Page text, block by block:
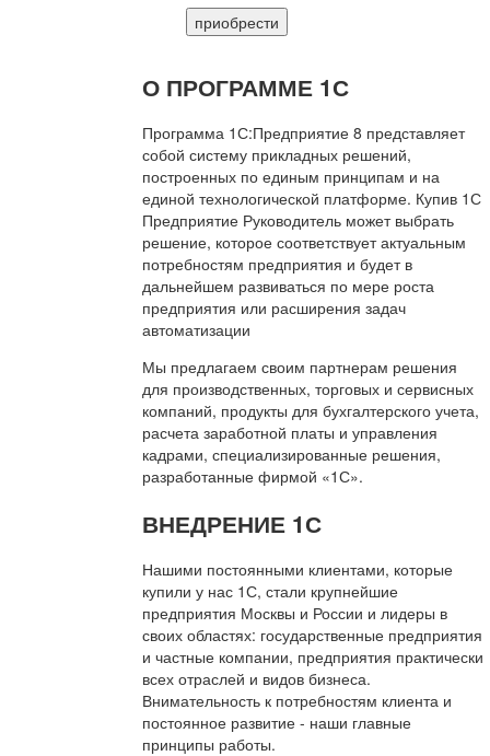
приобрести
О ПРОГРАММЕ 1С
Программа 1С:Предприятие 8 представляет
собой систему прикладных решений,
построенных по единым принципам и на
единой технологической платформе. Купив 1С
Предприятие Руководитель может выбрать
решение, которое соответствует актуальным
потребностям предприятия и будет в
дальнейшем развиваться по мере роста
предприятия или расширения задач
автоматизации
Мы предлагаем своим партнерам решения
для производственных, торговых и сервисных
компаний, продукты для бухгалтерского учета,
расчета заработной платы и управления
кадрами, специализированные решения,
разработанные фирмой «1С».
ВНЕДРЕНИЕ 1С
Нашими постоянными клиентами, которые
купили у нас 1С, стали крупнейшие
предприятия Москвы и России и лидеры в
своих областях: государственные предприятия
и частные компании, предприятия практически
всех отраслей и видов бизнеса.
Внимательность к потребностям клиента и
постоянное развитие - наши главные
принципы работы.